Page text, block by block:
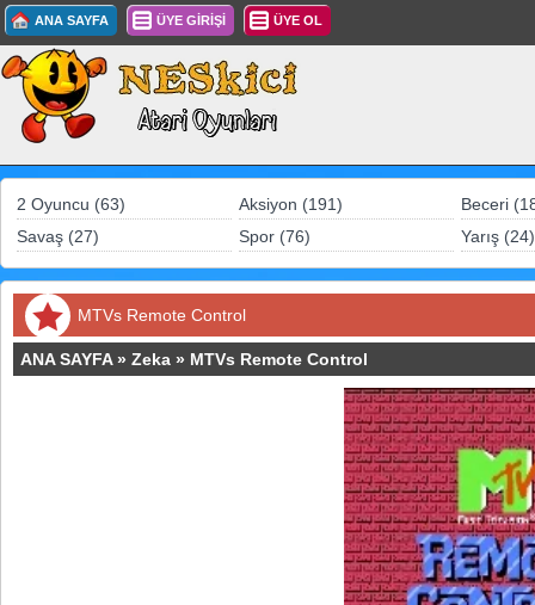
ANA SAYFA ÜYE GİRİŞİ ÜYE OL
2 Oyuncu (63) Aksiyon (191)
Beceri
Savaş (27)
Spor (76) Yarış (24)
MTVs Remote Control
ANA SAYFA» Zeka » MTVs Remote Control